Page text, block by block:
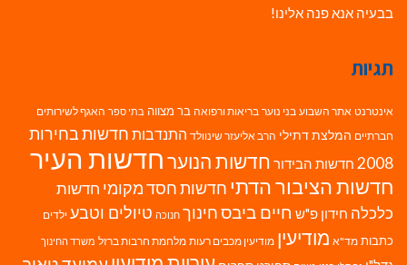
בבעיה אנא פנה אלינו!
תגיות
אינטרנט אתר השבוע בני נוער בריאות ורפואה בר מצווה בתי ספר האגף לשירותים
חברתיים המלצת דתילי הרב אליעזר שינוולד התנדבות חדשות בחירות
2008 חדשות הבידור חדשות הנוערחדשות העיר
חדשות הציבור הדתי חדשות חסד מקומי חדשות
כלכלה חידון פ"ש חיים ביבסחינוך חנוכה טיולים וטבע ילדים
כתבות מד"א מודיעין מודיעין מכבים רעות מלחמת חרבות ברזל משרד החינוך